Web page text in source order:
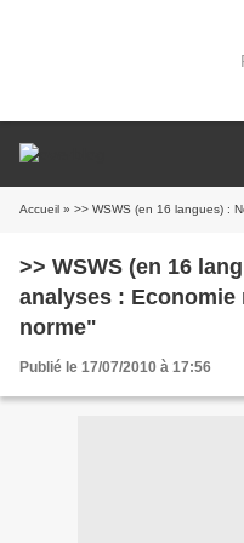
Accueil » >> WSWS (en 16 langues) :
>> WSWS (en 16
analyses :
norme"
Publié le 17/07/2010 à 17:56